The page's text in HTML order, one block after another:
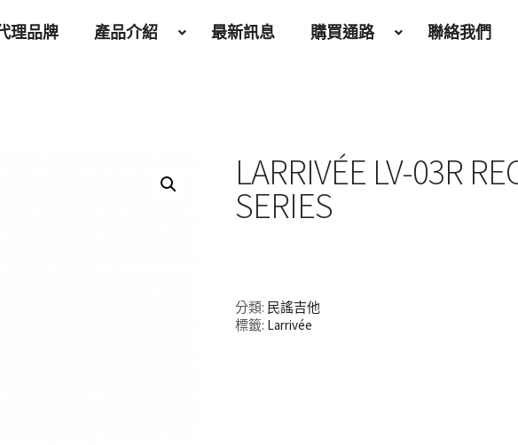
理品牌 產品介紹 最新訊息 購買通路 聯絡我們
LARRIVÉE LV-03R
SERIES
分類: 民謠吉他
標籤: Larrivée